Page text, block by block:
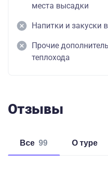
места высадки
Напитки и закуски
Прочие
теплохода
Отзывы
Все 99 о туре